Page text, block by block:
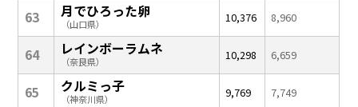
63 月でひろった卵
（山口県） 10,376 8,960
64 レインボーラムネ
（奈良県） 10,298 6,659
65 クルミっ子
（神奈川県） 9,769 7,749